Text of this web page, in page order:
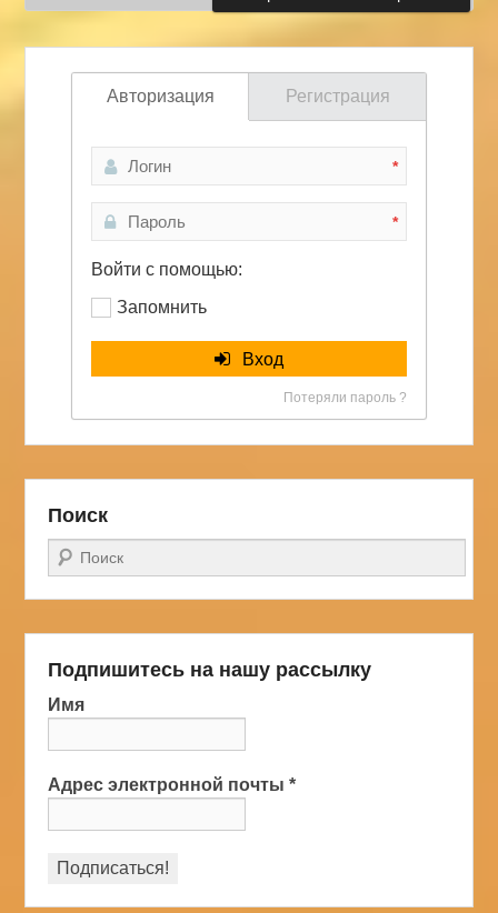
Авторизация Регистрация
*
*
Войти с помощью:
Запомнить
Вход
Потеряли пароль ?
Поиск
Поиск
Подпишитесь на нашу рассылку
Имя
Адрес электронной почты*